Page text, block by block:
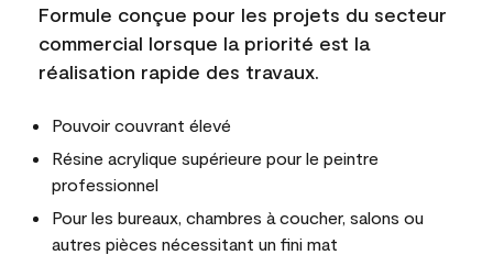
Formule conçue pour les projets du secteur
commercial lorsque la priorité est la
réalisation rapide des travaux.
Pouvoir couvrant élevé
Résine acrylique supérieure pour le peintre
professionnel
Pour les bureaux, chambres à coucher, salons ou
autres pièces nécessitant un fini mat